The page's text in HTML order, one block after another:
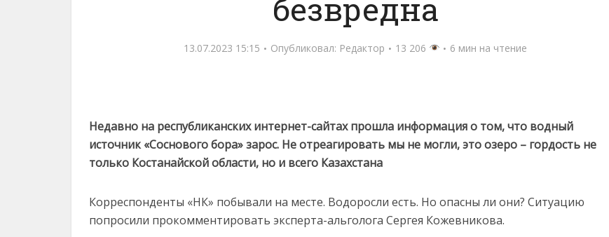
безвредна
13.07.2023 15:15 Опубликовал: Редактор 13 206 6 мин на чтение
Недавно на республиканских интернет-сайтах прошла информация о том, что водный
источник «Соснового бора» зарос. Не отреагировать мы не могли, это озеро – гордость не
только Костанайской области, но и всего Казахстана
Корреспонденты «НК» побывали на месте. Водоросли есть. Но опасны ли они? Ситуацию
попросили прокомментировать эксперта-альголога Сергея Кожевникова.